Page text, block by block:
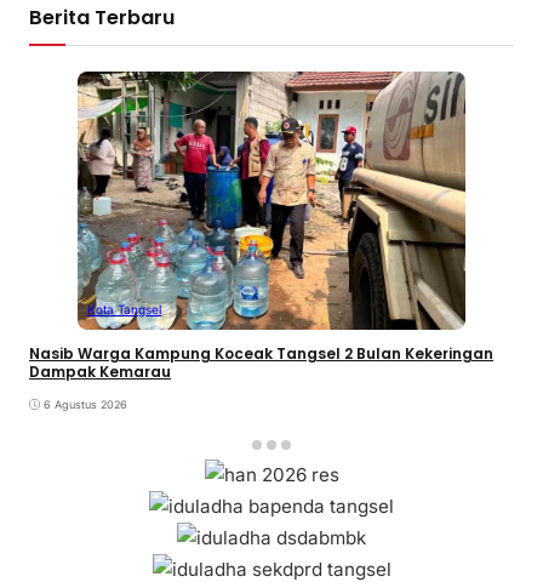
Berita Terbaru
Kota Tangsel
Nasib Warga Kampung Koceak Tangsel 2 Bulan Kekeringan
Dampak Kemarau
6 Agustus 2026